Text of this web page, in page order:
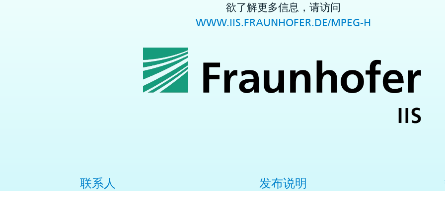
欲了解更多信息，请访问
WWW.IIS.FRAUNHOFER.DE/MPEG-H
联系人 发布说明